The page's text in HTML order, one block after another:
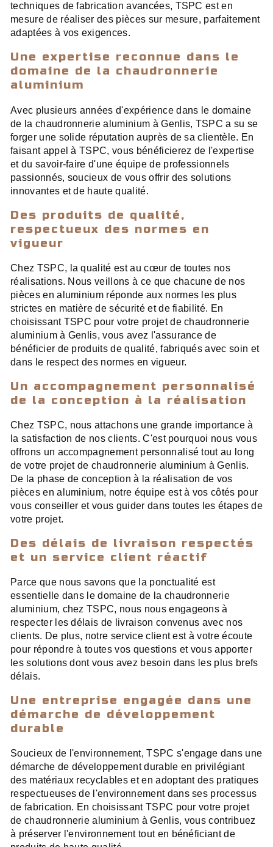
techniques de fabrication avancées, TSPC est en
mesure de réaliser des pièces sur mesure, parfaitement
adaptées à vos exigences.
Une expertise reconnue dans le
domaine de la chaudronnerie
aluminium
Avec plusieurs années d'expérience dans le domaine
de la chaudronnerie aluminium à Genlis, TSPC a su se
forger une solide réputation auprès de sa clientèle. En
faisant appel à TSPC, vous bénéficierez de l'expertise
et du savoir-faire d'une équipe de professionnels
passionnés, soucieux de vous offrir des solutions
innovantes et de haute qualité.
Des produits de qualité,
respectueux des normes en
vigueur
Chez TSPC, la qualité est au cœur de toutes nos
réalisations. Nous veillons à ce que chacune de nos
pièces en aluminium réponde aux normes les plus
strictes en matière de sécurité et de fiabilité. En
choisissant TSPC pour votre projet de chaudronnerie
aluminium à Genlis, vous avez l'assurance de
bénéficier de produits de qualité, fabriqués avec soin et
dans le respect des normes en vigueur.
Un accompagnement personnalisé
de la conception à la réalisation
Chez TSPC, nous attachons une grande importance à
la satisfaction de nos clients. C'est pourquoi nous vous
offrons un accompagnement personnalisé tout au long
de votre projet de chaudronnerie aluminium à Genlis.
De la phase de conception à la réalisation de vos
pièces en aluminium, notre équipe est à vos côtés pour
vous conseiller et vous guider dans toutes les étapes de
votre projet.
Des délais de livraison respectés
et un service client réactif
Parce que nous savons que la ponctualité est
essentielle dans le domaine de la chaudronnerie
aluminium, chez TSPC, nous nous engageons à
respecter les délais de livraison convenus avec nos
clients. De plus, notre service client est à votre écoute
pour répondre à toutes vos questions et vous apporter
les solutions dont vous avez besoin dans les plus brefs
délais.
Une entreprise engagée dans une
démarche de développement
durable
Soucieux de l'environnement, TSPC s'engage dans une
démarche de développement durable en privilégiant
des matériaux recyclables et en adoptant des pratiques
respectueuses de l'environnement dans ses processus
de fabrication. En choisissant TSPC pour votre projet
de chaudronnerie aluminium à Genlis, vous contribuez
à préserver l'environnement tout en bénéficiant de